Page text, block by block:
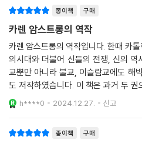
세상의 악은 어떻게 설명할 수 있는가?
선한 신과 전쟁의 신
전지전능한 신이 모든 것을 창조하고
것일까? 신이 악의 창조자라면 선하다
너그러운 행동을 요구하는 신과 종교적
제나 종교의 중요한 주제였다고 강조하
는 같은 뿌리에서 얼마나 다른 영성이
스토텔레스의 고대 그리스 합리주의 철
정체불명의 사상가 위-디오니우스의 신
담아낸다.
6장에서 8장은 9세기부터 16세기까지
깊은 영향을 받은 서방의 스콜라 철학,
이른 신비주의와 15~16세기 루터와 칼
승자로서 과학, 의학, 수학, 문학, 철학
종이책 구매
카렌 암스트롱의 역작
카렌 암스트롱의 역작입니다. 한때 카
의시대와 더불어 신들의 전쟁, 신의 역
교뿐만 아니라 불교, 이슬람교에도 해
도 저작하였습니다. 이 책은 과거 두
다가 다시 한권으로 개정되어 나왔습
로부터 현재에 이르
h****0 2024.12.27. 신고
종이책 구매